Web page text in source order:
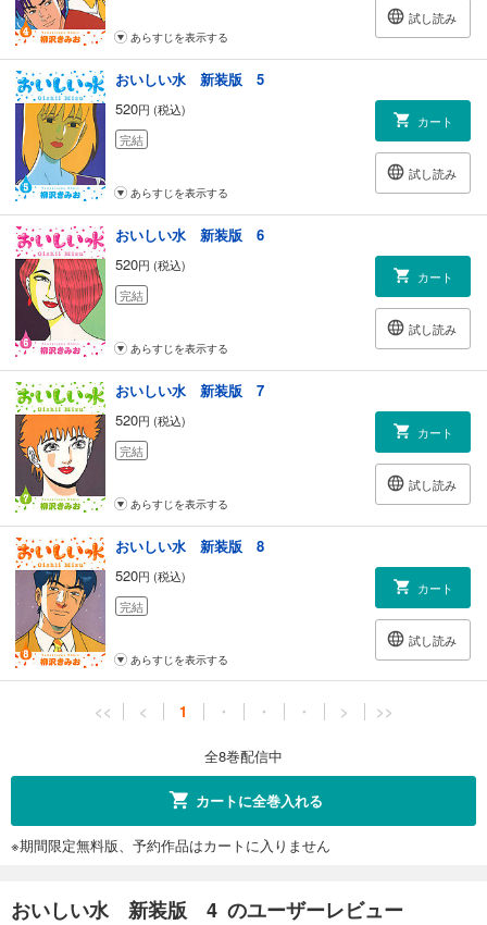
試し読み
あらすじを表示する
おいしい水 新装版 5
520円 (税込)
完結
カート
試し読み
あらすじを表示する
おいしい水 新装版 6
520円 (税込)
完結
カート
試し読み
あらすじを表示する
おいしい水 新装版 7
520円 (税込)
完結
カート
試し読み
あらすじを表示する
おいしい水 新装版 8
520円 (税込)
完結
カート
試し読み
あらすじを表示する
<< < 1 ・ ・ ・ > >>
全8巻配信中
カートに全巻入れる
※期間限定無料版、予約作品はカートに入りません
おいしい水 新装版 4 のユーザーレビュー